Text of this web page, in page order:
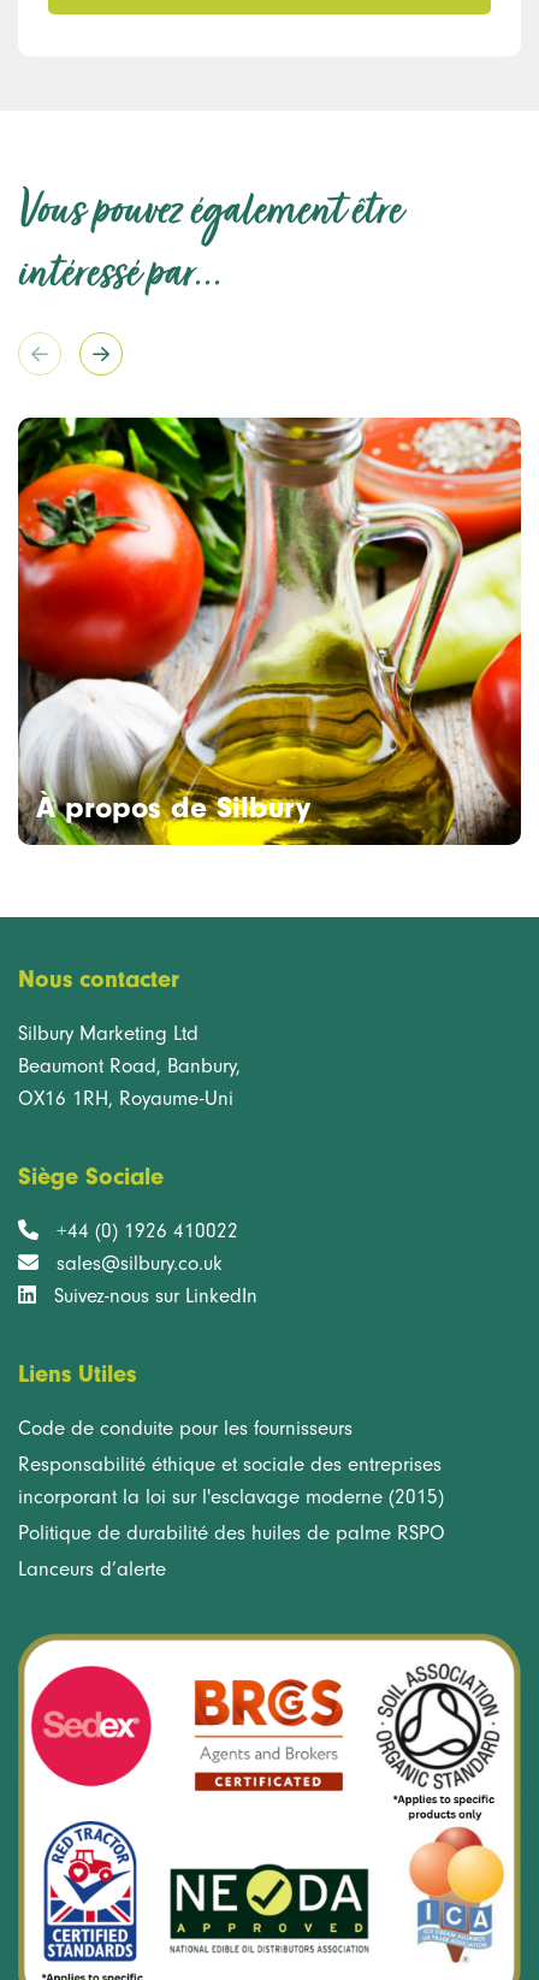
Vous pouvez également être
intéressé par...
À propos de Silbury
Nous contacter
Silbury Marketing Ltd
Beaumont Road, Banbury,
OX16 1RH, Royaume-Uni
Siège Sociale
+44 (0) 1926 410022
sales@silbury.co.uk
Suivez-nous sur LinkedIn
Liens Utiles
Code de conduite pour les fournisseurs
Responsabilité éthique et sociale des entreprises
incorporant la loi sur l'esclavage moderne (2015)
Politique de durabilité des huiles de palme RSPO
Lanceurs d’alerte